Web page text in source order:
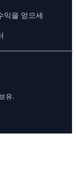
익을 얻으세
유.